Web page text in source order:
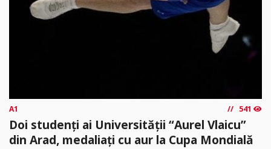
A1 541
Doi studenți ai Universității “Aurel Vlaicu”
din Arad, medaliați cu aur la Cupa Mondială